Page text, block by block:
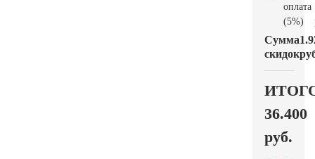
оплата
(5%)
Сумма
скидок
36.400
руб.